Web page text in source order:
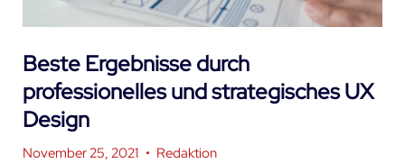
Beste Ergebnisse durch
professionelles und strategisches UX
Design
November 25, 2021 • Redaktion